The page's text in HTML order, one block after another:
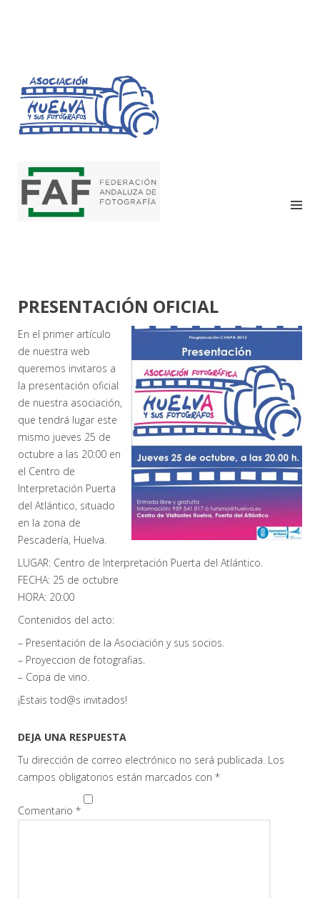
HUELVA Y SUS
FOTÓGRAFOS
PRESENTACIÓN OFICIAL
En el primer artículo
de nuestra web
queremos invitaros a
la presentación oficial
de nuestra asociación,
que tendrá lugar este
mismo jueves 25 de
octubre a las 20:00 en
el Centro de
Interpretación Puerta
del Atlántico, situado
en la zona de
Pescadería, Huelva.
LUGAR: Centro de Interpretación Puerta del Atlántico.
FECHA: 25 de octubre
HORA: 20:00
Contenidos del acto:
– Presentación de la Asociación y sus socios.
– Proyeccion de fotografias.
– Copa de vino.
¡Estais tod@s invitados!
DEJA UNA RESPUESTA
Tu dirección de correo electrónico no será publicada. Los
campos obligatorios están marcados con *
Comentario *